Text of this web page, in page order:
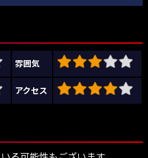
雰囲気
アクセス